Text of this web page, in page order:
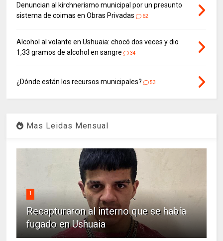
Denuncian al kirchnerismo municipal por un presunto
sistema de coimas en Obras Privadas
62
Alcohol al volante en Ushuaia: chocó dos veces y dio
1,33 gramos de alcohol en sangre
34
¿Dónde están los recursos municipales? 53
Mas Leidas Mensual
1
Recapturaron al interno que se había
fugado en Ushuaia